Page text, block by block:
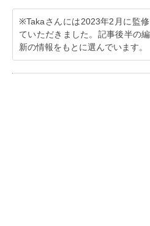
※Takaさんには2023年2月に監
ていただきました。記事後半の
新の情報をもとに選んでいます。